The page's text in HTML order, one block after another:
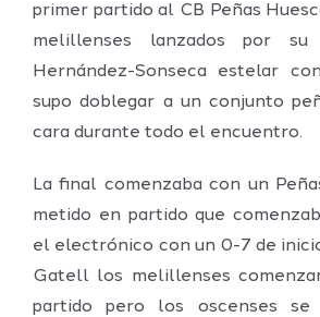
primer partido al CB Peñas
melillenses lanzados por
Hernández-Sonseca estelar
supo doblegar a un conjunto
cara durante todo el encuentro.
La final comenzaba con un
metido en partido que
el electrónico con un 0-7 de
Gatell los melillenses
partido pero los oscenses se